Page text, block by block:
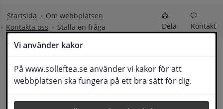
Vi använder kakor
På www.solleftea.se använder vi kakor för att
webbplatsen ska fungera på ett bra sätt för dig.
Startsida
Om webbplatsen
Kontakta oss
Ställa en fråga Dela Kontakt
Ställa en fråga
Om din fråga är omfattande kan det bli aktuellt